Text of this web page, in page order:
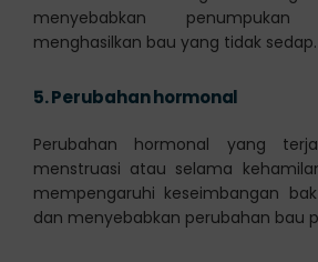
menyebabkan
menghasilkan bau yang tidak sedap.
5.Perubahan hormonal
Perubahan hormonal yang
menstruasi atau selama
mempengaruhi keseimbangan
dan menyebabkan perubahan bau